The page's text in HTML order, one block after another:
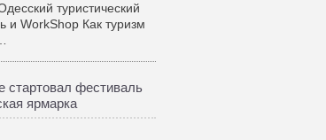
туристический
и WorkShop Как туризм
стартовал фестиваль
ярмарка